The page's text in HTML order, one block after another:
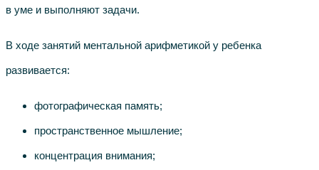
в уме и выполняют задачи.
В ходе занятий ментальной арифметикой у ребенка
развивается:
фотографическая память;
пространственное мышление;
концентрация внимания;